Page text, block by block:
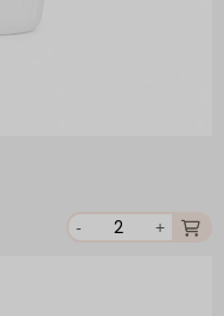
- +